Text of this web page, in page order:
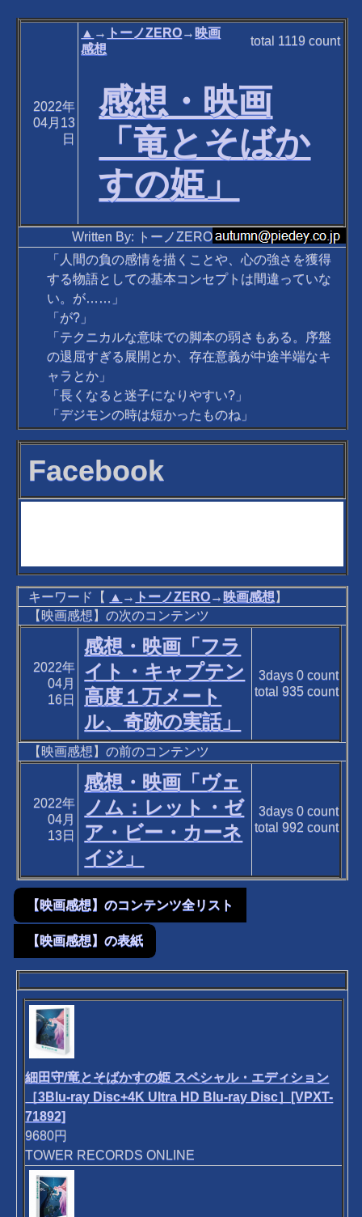
2022年
04月13
日
▲ → トーノZERO→ 映画
感想
total 1119 count
感想・映画
「竜とそばか
すの姫」
Written By: トーノZERO
「人間の負の感情を描くことや、心の強さを獲得
する物語としての基本コンセプトは間違っていな
い。が……」
「が?」
「テクニカルな意味での脚本の弱さもある。序盤
の退屈すぎる展開とか、存在意義が中途半端なキ
ャラとか」
「長くなると迷子になりやすい?」
「デジモンの時は短かったものね」
Facebook
キーワード【 ▲ → トーノZERO→ 映画感想】
【映画感想】の次のコンテンツ
2022年
04月
16日
感想・映画「フラ
イト・キャプテン
高度１万メート
ル、奇跡の実話」
3days 0count
total 935count
【映画感想】の前のコンテンツ
2022年
04月
13日
感想・映画「ヴェ
ノム：レット・ゼ
ア・ビー・カーネ
イジ」
3days 0count
total 992 count
【映画感想】のコンテンツ全リスト
【映画感想】の表紙
細田守/竜とそばかすの姫 スペシャル・エディション
［3Blu-ray Disc+4K Ultra HD Blu-ray Disc］[VPXT-
71892]
9680円
TOWER RECORDS ONLINE